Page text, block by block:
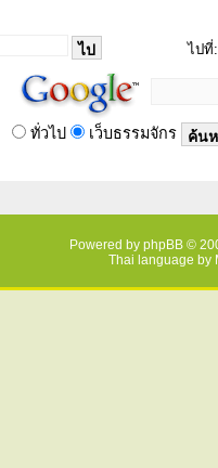
ไปที่:
ทั่วไป เว็บธรรมจักร
Powered by phpBB ©
Thai language by